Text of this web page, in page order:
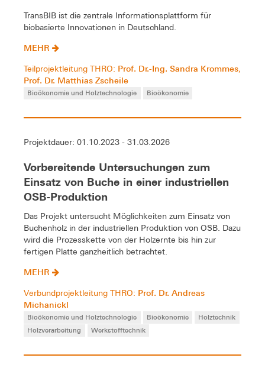
TransBIB ist die zentrale Informationsplattform für
biobasierte Innovationen in Deutschland.
MEHR
Teilprojektleitung THRO: Prof. Dr.-Ing. Sandra Krommes,
Prof. Dr. Matthias Zscheile
Bioökonomie und Holztechnologie Bioökonomie
Projektdauer: 01.10.2023 - 31.03.2026
Vorbereitende Untersuchungen zum
Einsatz von Buche in einer industriellen
OSB-Produktion
Das Projekt untersucht Möglichkeiten zum Einsatz von
Buchenholz in der industriellen Produktion von OSB. Dazu
wird die Prozesskette von der Holzernte bis hin zur
fertigen Platte ganzheitlich betrachtet.
MEHR
Verbundprojektleitung THRO: Prof. Dr. Andreas
Michanickl
Bioökonomie und Holztechnologie Bioökonomie
Holztechnik
Holzverarbeitung
Werkstofftechnik